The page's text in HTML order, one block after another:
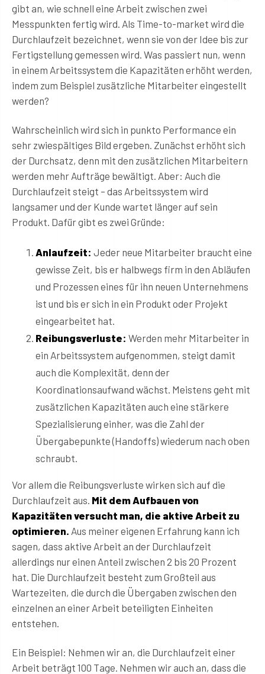
gibt an, wie schnell eine Arbeit zwischen zwei
Messpunkten fertig wird. Als Time-to-market wird die
Durchlaufzeit bezeichnet, wenn sie von der Idee bis zur
Fertigstellung gemessen wird. Was passiert nun, wenn
in einem Arbeitssystem die Kapazitäten erhöht werden,
indem zum Beispiel zusätzliche Mitarbeiter eingestellt
werden?
Wahrscheinlich wird sich in punkto Performance ein
sehr zwiespältiges Bild ergeben. Zunächst erhöht sich
der Durchsatz, denn mit den zusätzlichen Mitarbeitern
werden mehr Aufträge bewältigt. Aber: Auch die
Durchlaufzeit steigt – das Arbeitssystem wird
langsamer und der Kunde wartet länger auf sein
Produkt. Dafür gibt es zwei Gründe:
Anlaufzeit: Jeder neue Mitarbeiter braucht eine
gewisse Zeit, bis er halbwegs firm in den Abläufen
und Prozessen eines für ihn neuen Unternehmens
ist und bis er sich in ein Produkt oder Projekt
eingearbeitet hat.
Reibungsverluste: Werden mehr Mitarbeiter in
ein Arbeitssystem aufgenommen, steigt damit
auch die Komplexität, denn der
Koordinationsaufwand wächst. Meistens geht mit
zusätzlichen Kapazitäten auch eine stärkere
Spezialisierung einher, was die Zahl der
Übergabepunkte (Handoffs) wiederum nach oben
schraubt.
Vor allem die Reibungsverluste wirken sich auf die
Durchlaufzeit aus. Mit dem Aufbauen von
Kapazitäten versucht man, die aktive Arbeit zu
optimieren. Aus meiner eigenen Erfahrung kann ich
sagen, dass aktive Arbeit an der Durchlaufzeit
allerdings nur einen Anteil zwischen 2 bis 20 Prozent
hat. Die Durchlaufzeit besteht zum Großteil aus
Wartezeiten, die durch die Übergaben zwischen den
einzelnen an einer Arbeit beteiligten Einheiten
entstehen.
Ein Beispiel: Nehmen wir an, die Durchlaufzeit einer
Arbeit beträgt 100 Tage. Nehmen wir auch an, dass die